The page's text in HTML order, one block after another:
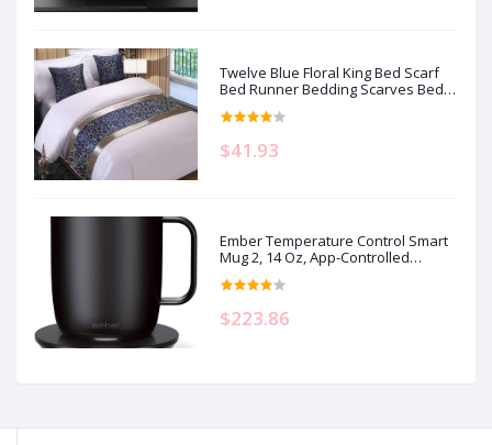
Twelve Blue Floral King Bed Scarf
Bed Runner Bedding Scarves Bed
Cover for Home Hotel Guesthouse
19.7x95.4in
$41.93
Ember Temperature Control Smart
Mug 2, 14 Oz, App-Controlled
Heated Coffee Mug with 80 Min
Battery Life and Improved Design,
$223.86